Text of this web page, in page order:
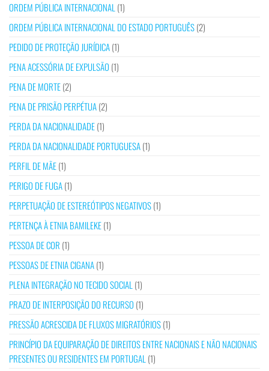
ORDEM PÚBLICA INTERNACIONAL (1)
ORDEM PÚBLICA INTERNACIONAL DO ESTADO PORTUGUÊS(2)
PEDIDO DE PROTEÇÃO JURÍDICA(1)
PENA ACESSÓRIA DE EXPULSÃO (1)
PENA DE MORTE(2)
PENA DE PRISÃO PERPÉTUA(2)
PERDA DA NACIONALIDADE(1)
PERDA DA NACIONALIDADE PORTUGUESA(1)
PERFIL DE MÃE(1)
PERIGO DE FUGA(1)
PERPETUAÇÃO DE ESTEREÓTIPOS NEGATIVOS(1)
PERTENÇA À ETNIA BAMILEKE(1)
PESSOA DE COR (1)
PESSOAS DE ETNIA CIGANA(1)
PLENA INTEGRAÇÃO NO TECIDO SOCIAL (1)
PRAZO DE INTERPOSIÇÃO DO RECURSO (1)
PRESSÃO ACRESCIDA DE FLUXOS MIGRATÓRIOS(1)
PRINCÍPIO DA EQUIPARAÇÃO DE DIREITOS ENTRE NACIONAIS E NÃO NACIONAIS
PRESENTES OU RESIDENTES EM PORTUGAL (1)